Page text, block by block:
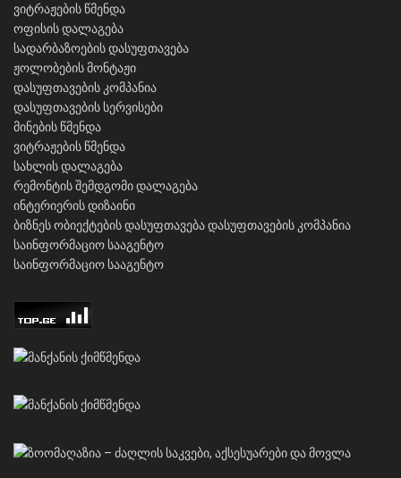
ვიტრაჟების წმენდა
ოფისის დალაგება
სადარბაზოების დასუფთავება
ჟოლობების მონტაჟი
დასუფთავების კომპანია
დასუფთავების სერვისები
მინების წმენდა
ვიტრაჟების წმენდა
სახლის დალაგება
რემონტის შემდგომი დალაგება
ინტერიერის დიზაინი
ბიზნეს ობიექტების დასუფთავებადასუფთავების კომპანია
საინფორმაციო სააგენტო
საინფორმაციო სააგენტო